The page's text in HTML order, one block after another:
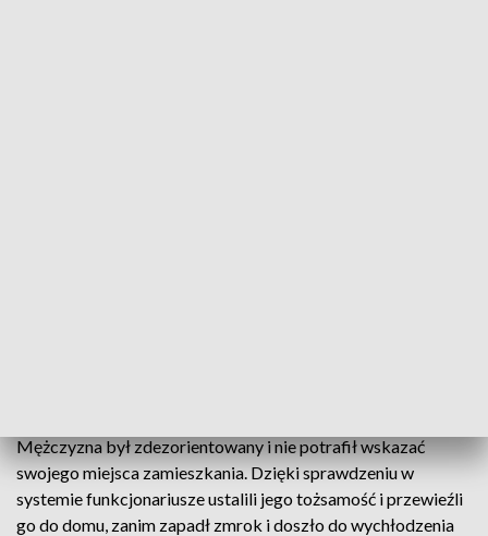
Mężczyzna był zdezorientowany i nie potrafił wskazać
swojego miejsca zamieszkania. Dzięki sprawdzeniu w
systemie funkcjonariusze ustalili jego tożsamość i przewieźli
go do domu, zanim zapadł zmrok i doszło do wychłodzenia